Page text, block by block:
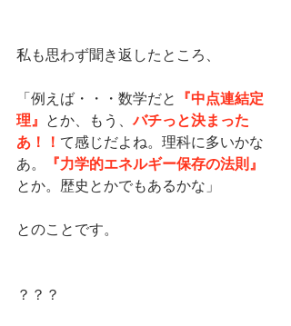
私も思わず聞き返したところ、
「例えば・・・数学だと 『中点連結定
理』 とか、もう、バチっと決まった
あ！！ て感じだよね。理科に多いかな
あ。
『力学的エネルギー保存の法則』
とか。歴史とかでもあるかな」
とのことです。
？？？